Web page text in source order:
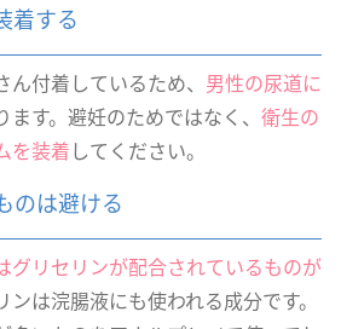
着する
付着しているため、 男性の尿道に
ます。避妊のためではなく、 衛生の
を装着してください。
のは避ける
グリセリンが配合されているものが
ンは浣腸液にも使われる成分です。